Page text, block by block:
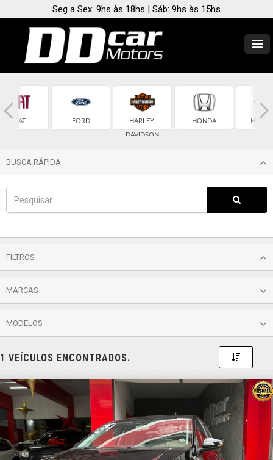
Seg a Sex: 9hs às 18hs | Sáb: 9hs às 15hs
FIAT FORD HARLEY-
DAVIDSON
HONDA
BUSCA RÁPIDA
FILTROS
MARCAS
MODELOS
1 VEÍCULOS ENCONTRADOS. Toggle